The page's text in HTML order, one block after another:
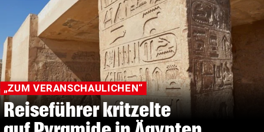
© Krone Multimedia GmbH & Co KG 2026
Muthgasse 2, 1190 Wien
„ZUM VERANSCHAULICHEN“
Reiseführer kritzelte